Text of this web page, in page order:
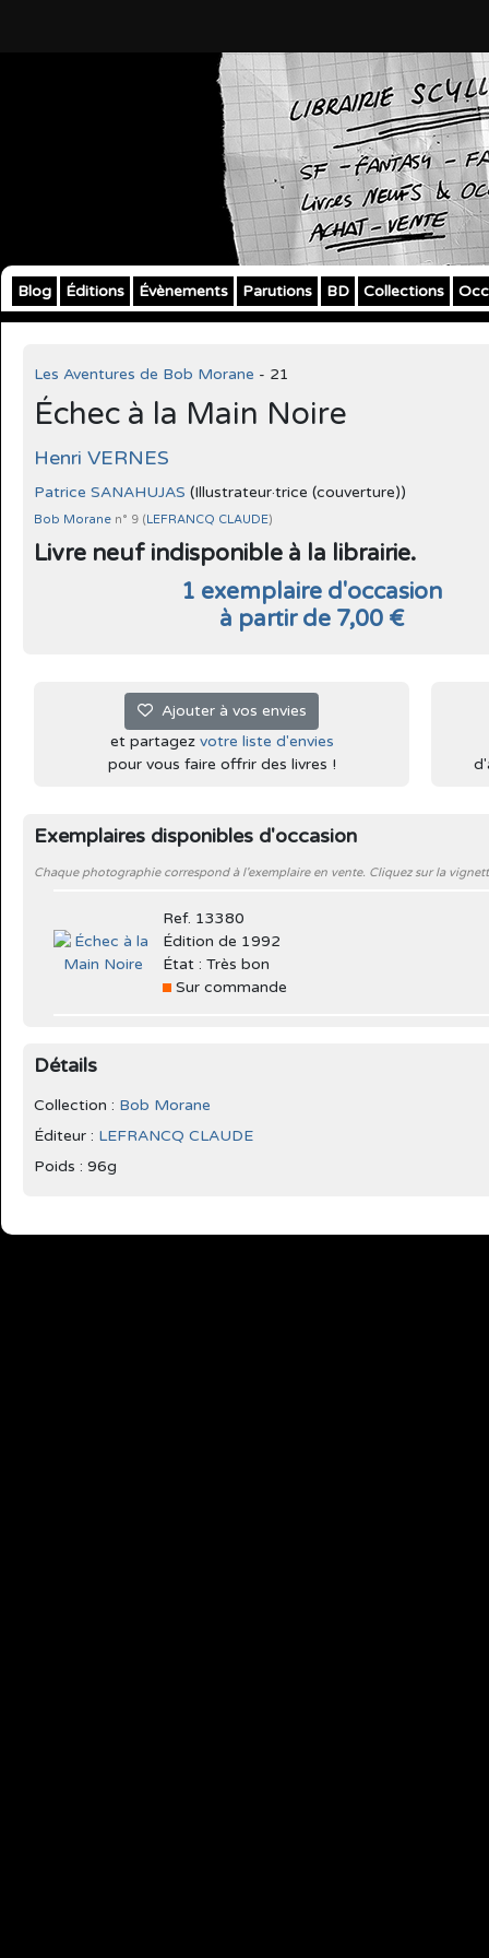
Blog Éditions Évènements Parutions BD Collections
Les Aventures de Bob Morane - 21
Échec à la Main Noire
Henri VERNES
Patrice SANAHUJAS (Illustrateur·trice (couverture))
Bob Morane n° 9 (LEFRANCQ CLAUDE)
Livre neuf indisponible à la librairie.
1 exemplaire d'occasion
à partir de 7,00 €
Ajouter à vos envies
et partagez votre liste d'envies
pour vous faire offrir des livres !
Exemplaires disponibles d'occasion
Chaque photographie correspond à l'exemplaire en vente. Cliquez sur la
Ref. 13380
Édition de 1992
État : Très bon
Sur commande
Détails
Collection : Bob Morane
Éditeur : LEFRANCQ CLAUDE
Poids : 96g